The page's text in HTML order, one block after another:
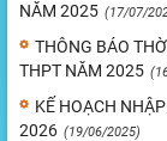
NĂM 2025 (17/07/
THÔNG BÁO
THPT NĂM 2025
KẾ HOẠCH
2026 (19/06/2025)